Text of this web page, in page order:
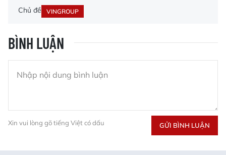
Chủ đề VINGROUP
BÌNH LUẬN
Xin vui lòng gõ tiếng Việt có dấu GỬI BÌNH LUẬN